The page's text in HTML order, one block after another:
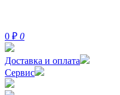
0 ₽ 0
Доставка и оплата
Сервис